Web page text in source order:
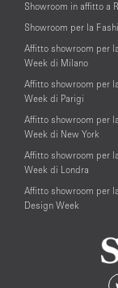
Showroom in affitto a
Showroom per la
Affitto showroom per
Week di Milano
Affitto showroom per
Week di Parigi
Affitto showroom per
Week di New York
Affitto showroom per
Week di Londra
Affitto showroom per
Design Week